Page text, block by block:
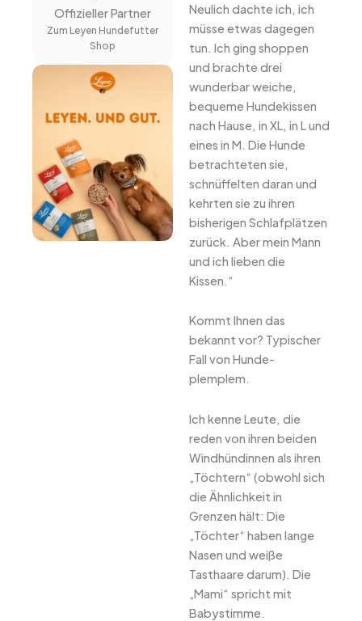
Offizieller Partner
Zum Leyen Hundefutter
Shop
Neulich dachte ich, ich
müsse etwas dagegen
tun. Ich ging shoppen
und brachte drei
wunderbar weiche,
bequeme Hundekissen
nach Hause, in XL, in L und
eines in M. Die Hunde
betrachteten sie,
schnüffelten daran und
kehrten sie zu ihren
bisherigen Schlafplätzen
zurück. Aber mein Mann
und ich lieben die
Kissen.“
Kommt Ihnen das
bekannt vor? Typischer
Fall von Hunde-
plemplem.
Ich kenne Leute, die
reden von ihren beiden
Windhündinnen als ihren
„Töchtern“ (obwohl sich
die Ähnlichkeit in
Grenzen hält: Die
„Töchter“ haben lange
Nasen und weiße
Tasthaare darum). Die
„Mami“ spricht mit
Babystimme.